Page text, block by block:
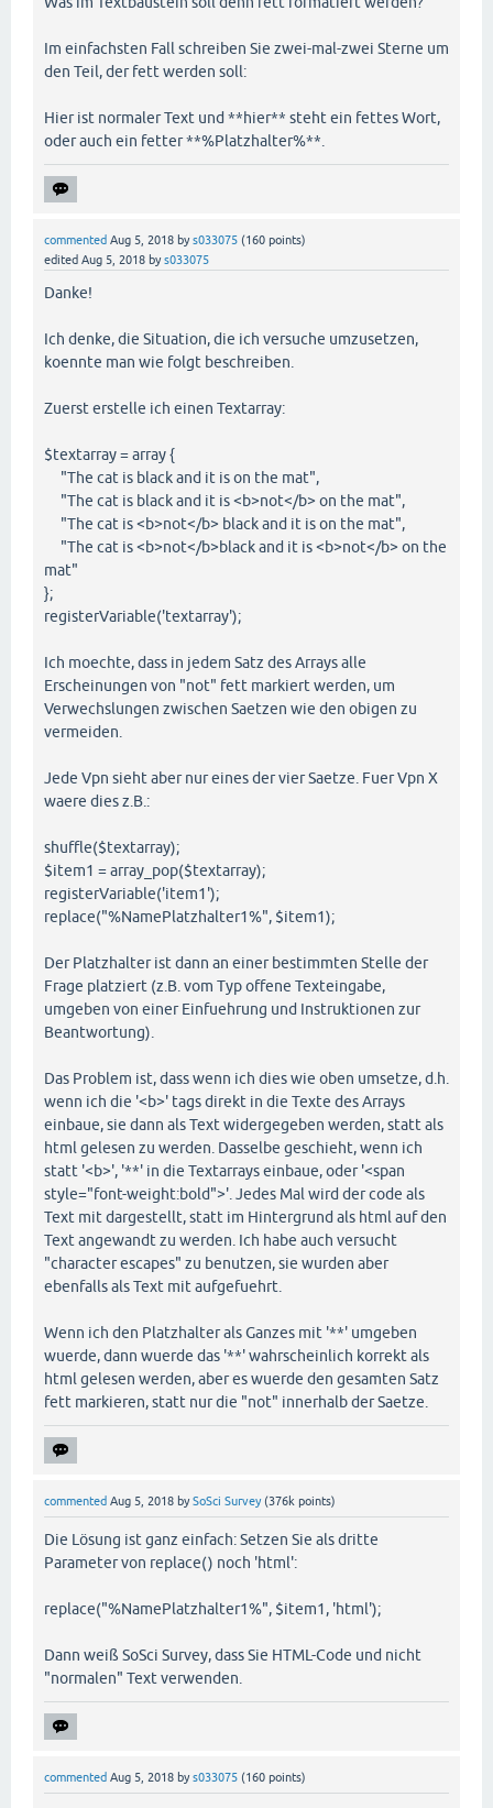
Im einfachsten Fall schreiben Sie zwei-mal-zwei Sterne um
den Teil, der fett werden soll:
Hier ist normaler Text und **hier** steht ein fettes Wort,
oder auch ein fetter **%Platzhalter%**.
commented Aug 5, 2018 bys033075 (160 points)
edited Aug 5, 2018 bys033075
Danke!
Ich denke, die Situation, die ich versuche umzusetzen,
koennte man wie folgt beschreiben.
Zuerst erstelle ich einen Textarray:
$textarray = array {
"The cat is black and it is on the mat",
"The cat is black and it is <b>not</b> on the mat",
"The cat is <b>not</b> black and it is on the mat",
"The cat is <b>not</b>black and it is <b>not</b> on the
mat"
};
registerVariable('textarray');
Ich moechte, dass in jedem Satz des Arrays alle
Erscheinungen von "not" fett markiert werden, um
Verwechslungen zwischen Saetzen wie den obigen zu
vermeiden.
Jede Vpn sieht aber nur eines der vier Saetze. Fuer Vpn X
waere dies z.B.:
shuffle($textarray);
$item1 = array_pop($textarray);
registerVariable('item1');
replace("%NamePlatzhalter1%", $item1);
Der Platzhalter ist dann an einer bestimmten Stelle der
Frage platziert (z.B. vom Typ offene Texteingabe,
umgeben von einer Einfuehrung und Instruktionen zur
Beantwortung).
Das Problem ist, dass wenn ich dies wie oben umsetze, d.h.
wenn ich die '<b>' tags direkt in die Texte des Arrays
einbaue, sie dann als Text widergegeben werden, statt als
html gelesen zu werden. Dasselbe geschieht, wenn ich
statt '<b>', '**' in die Textarrays einbaue, oder '<span
style="font-weight:bold">'. Jedes Mal wird der code als
Text mit dargestellt, statt im Hintergrund als html auf den
Text angewandt zu werden. Ich habe auch versucht
"character escapes" zu benutzen, sie wurden aber
ebenfalls als Text mit aufgefuehrt.
Wenn ich den Platzhalter als Ganzes mit '**' umgeben
wuerde, dann wuerde das '**' wahrscheinlich korrekt als
html gelesen werden, aber es wuerde den gesamten Satz
fett markieren, statt nur die "not" innerhalb der Saetze.
commented Aug 5, 2018 bySoSci Survey (376k points)
Die Lösung ist ganz einfach: Setzen Sie als dritte
Parameter von replace() noch 'html':
replace("%NamePlatzhalter1%", $item1, 'html');
Dann weiß SoSci Survey, dass Sie HTML-Code und nicht
"normalen" Text verwenden.
commented Aug 5, 2018 bys033075 (160 points)